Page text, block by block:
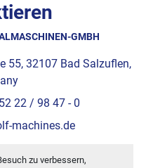
zu verbessern,
GMBH
55, 32107 Bad Salzuflen,
22 / 98 47 - 0
machines.de